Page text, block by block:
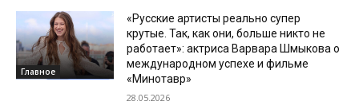
Главное
«Русские артисты реально супер
крутые. Так, как они, больше никто не
работает»: актриса Варвара Шмыкова о
международном успехе и фильме
«Минотавр»
28.05.2026